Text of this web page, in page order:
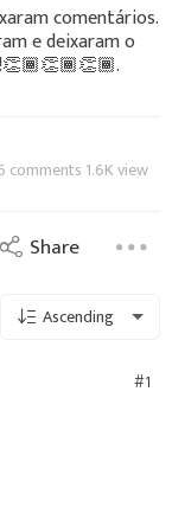
comentários.
e deixaram o
comments 1.6K view
Share
Ascending
#1